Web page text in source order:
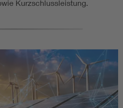
Kurzschlussleistung.